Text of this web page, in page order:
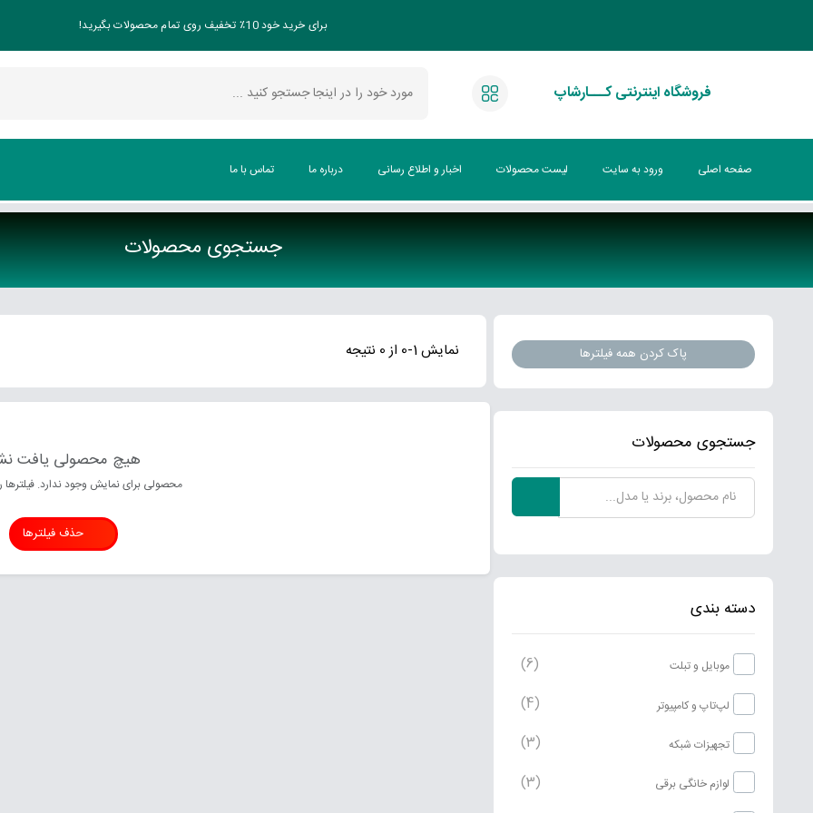
برای خرید خود 10٪ تخفیف روی تمام محصولات بگیرید!
فروشگاه اینترنتی کـــارشاپ
صفحه اصلی ورود به سایت لیست محصولات اخبار و اطلاع رسانی درباره ما تماس با ما
جستجوی محصولات
پاک کردن همه فیلترها
جستجوی محصولات
دسته بندی
موبایل و تبلت (6)
لپ‌تاپ و کامپیوتر (4)
تجهیزات شبکه (3)
لوازم خانگی برقی (3)
نمایش 1-0 از 0 نتیجه
هیچ محصولی یافت
محصولی برای نمایش وجود ندارد. فیلترها
حذف فیلترها